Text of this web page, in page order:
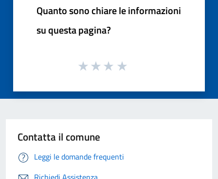
Quanto sono chiare le informazioni
su questa pagina?
Contatta il comune
Leggi le domande frequenti